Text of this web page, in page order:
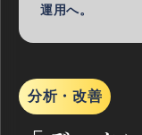
運用へ。
分析・改善